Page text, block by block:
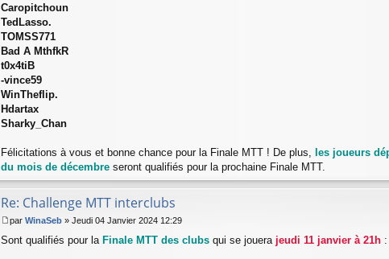
Caropitchoun
TedLasso.
TOMSS771
Bad A MthfkR
t0x4tiB
-vince59
WinTheflip.
Hdartax
Sharky_Chan
Félicitations à vous et bonne chance pour la Finale MTT ! De plus,
les joueurs
du mois de décembre seront qualifiés pour la prochaine Finale MTT.
Re: Challenge MTT interclubs
e
par WinaSeb » Jeudi 04 Janvier 2024 12:29
Sont qualifiés pour la Finale MTT des clubs qui se jouera jeudi 11 janvier à 21h :